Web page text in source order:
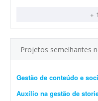
+
Projetos semelhantes
Gestão de conteúdo e
Auxílio na gestão de